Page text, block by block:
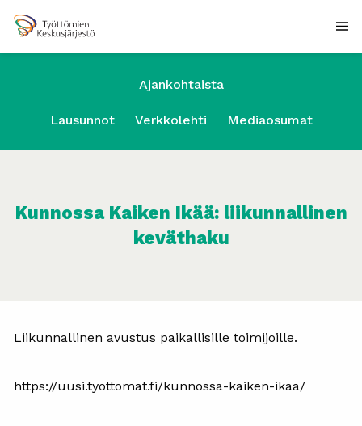
Ajankohtaista
Lausunnot Verkkolehti Mediaosumat
Kunnossa Kaiken Ikää: liikunnallinen
keväthaku
Liikunnallinen avustus paikallisille toimijoille.
https://uusi.tyottomat.fi/kunnossa-kaiken-ikaa/